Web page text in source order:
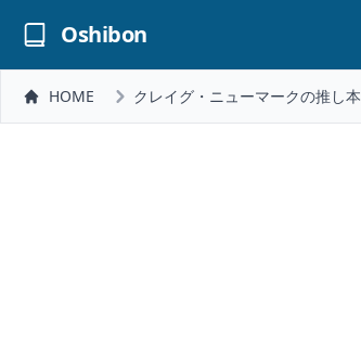
Oshibon
HOME クレイグ・ニューマークの推し本